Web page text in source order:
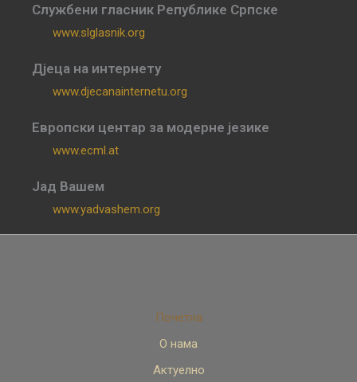
Службени гласник Републике Српске
www.slglasnik.org
Дјеца на интернету
www.djecanainternetu.org
Европски центар за модерне језике
www.ecml.at
Јад Вашем
www.yadvashem.org
Почетна
О нама
Актуелно